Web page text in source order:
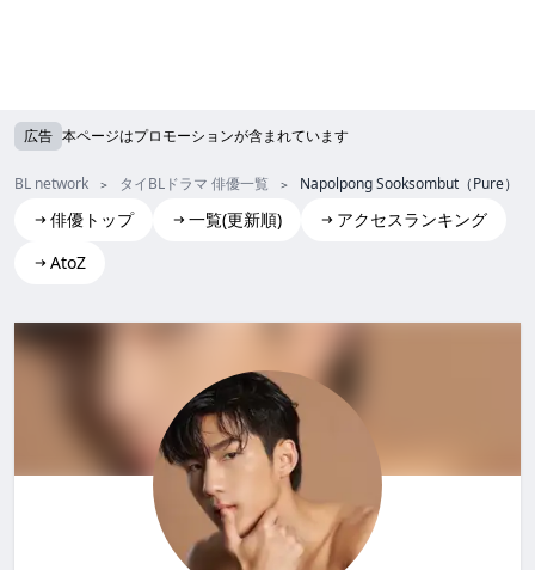
広告 本ページはプロモーションが含まれています
BL network タイBLドラマ 俳優一覧 Napolpong Sooksombut（Pure）
俳優トップ 一覧(更新順)
アクセスランキング
AtoZ
Napolpong Sooksombut(Pure)